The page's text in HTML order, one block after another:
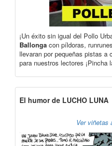
¡Un éxito sin igual del Pollo
Ballonga con píldoras,
llevaran por pequeñas pistas a
para nuestros lectores ¡Pincha
El humor de LUCHO LUNA
Ver viñetas